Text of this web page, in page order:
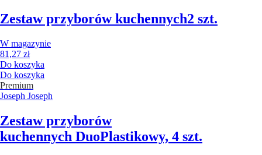
Zestaw przyborów kuchennych2 szt.
W magazynie
81,27 zł
Do koszyka
Do koszyka
Premium
Joseph Joseph
Zestaw przyborów
kuchennych DuoPlastikowy, 4 szt.